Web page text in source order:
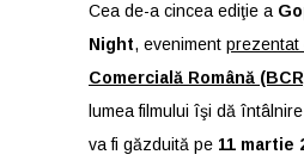
Cea de-a cincea ediţie a
Night, eveniment prezentat
Comercială Română
lumea filmului îşi dă
va fi găzduită pe 11 martie